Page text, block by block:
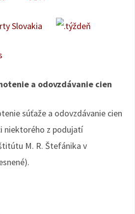
a odovzdávanie cien
súťaže a odovzdávanie cien
niektorého z podujatí
M. R. Štefánika v